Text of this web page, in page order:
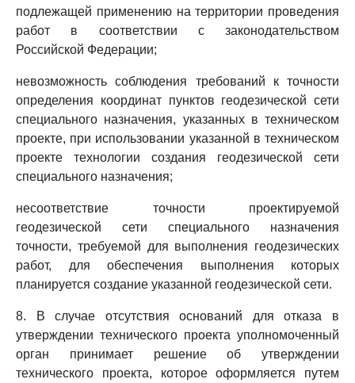
подлежащей применению на территории проведения
работ в соответствии с законодательством
Российской Федерации;
невозможность соблюдения требований к точности
определения координат пунктов геодезической сети
специального назначения, указанных в техническом
проекте, при использовании указанной в техническом
проекте технологии создания геодезической сети
специального назначения;
несоответствие точности проектируемой
геодезической сети специального назначения
точности, требуемой для выполнения геодезических
работ, для обеспечения выполнения которых
планируется создание указанной геодезической сети.
8. В случае отсутствия оснований для отказа в
утверждении технического проекта уполномоченный
орган принимает решение об утверждении
технического проекта, которое оформляется путем